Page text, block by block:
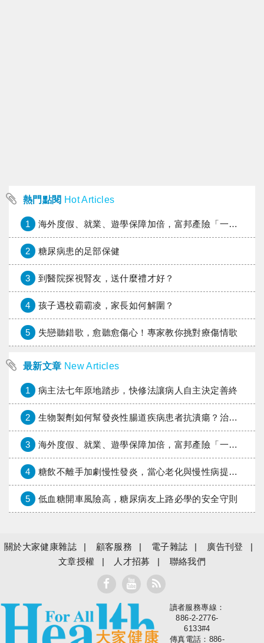
熱門點閱 Hot Articles
1 海外度假、就業、遊學保障加倍，富邦產險「一期逐夢」專案加碼遠距醫療與緊急救援
2 糖尿病患的足部保健
3 到醫院探視腎友，送什麼禮才好？
4 孩子遇校霸霸凌，家長如何解圍？
5 失戀聽錯歌，愈聽愈傷心！專家教你挑對療傷情歌
最新文章 New Articles
1 病主法七年原地踏步，快修法讓病人自主決定善終
2 生物製劑如何幫發炎性腸道疾病患者抗潰瘍？治療進展與健保給付困境一次看
3 海外度假、就業、遊學保障加倍，富邦產險「一期逐夢」專案加碼遠距醫療與緊急救援
4 糖飲不離手加劇慢性發炎，當心老化與慢性病提早報到
5 低血糖開車風險高，糖尿病友上路必學的安全守則
關於大家健康雜誌 顧客服務 電子雜誌
廣告刊登
文章授權
人才招募 聯絡我們
大家健康
讀者服務專線：
886-2-2776-
6133#4
傳真電話：886-